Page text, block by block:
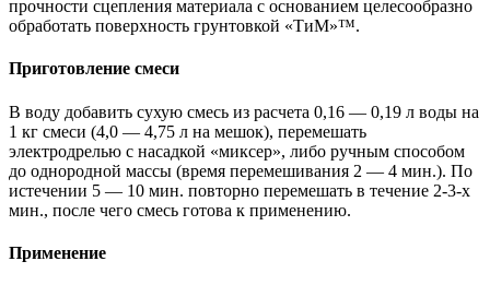
прочности сцепления материала с основанием целесообразно
обработать поверхность грунтовкой «ТиМ»™.
Приготовление смеси
В воду добавить сухую смесь из расчета 0,16 — 0,19 л воды на
1 кг смеси (4,0 — 4,75 л на мешок), перемешать
электродрелью с насадкой «миксер», либо ручным способом
до однородной массы (время перемешивания 2 — 4 мин.). По
истечении 5 — 10 мин. повторно перемешать в течение 2-3-х
мин., после чего смесь готова к применению.
Применение